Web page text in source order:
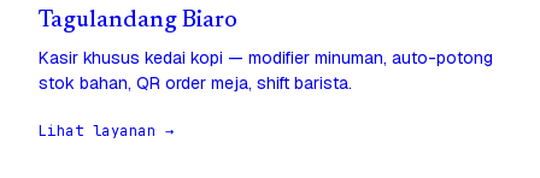
Tagulandang Biaro
Kasir khusus kedai kopi — modifier minuman, auto-potong
stok bahan, QR order meja, shift barista.
Lihat layanan →